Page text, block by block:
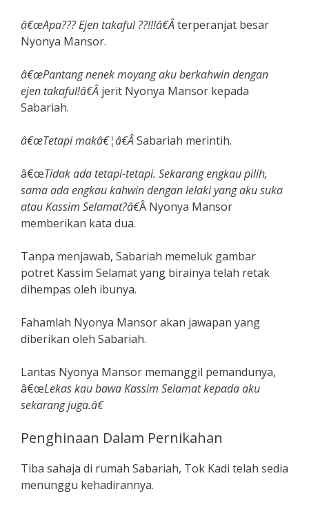
â€œApa??? Ejen takaful ??!!!â€Âterperanjat besar
Nyonya Mansor.
â€œPantang nenek moyang aku berkahwin dengan
ejen takaful!â€Â jerit Nyonya Mansor kepada
Sabariah.
â€œTetapi makâ€¦â€ÂSabariah merintih.
â€œTidak ada tetapi-tetapi. Sekarang engkau pilih,
sama ada engkau kahwin dengan lelaki yang aku suka
atau Kassim Selamat?â€Â Nyonya Mansor
memberikan kata dua.
Tanpa menjawab, Sabariah memeluk gambar
potret Kassim Selamat yang birainya telah retak
dihempas oleh ibunya.
Fahamlah Nyonya Mansor akan jawapan yang
diberikan oleh Sabariah.
Lantas Nyonya Mansor memanggil pemandunya,
â€œLekas kau bawa Kassim Selamat kepada aku
sekarang juga.â€
Penghinaan Dalam Pernikahan
Tiba sahaja di rumah Sabariah, Tok Kadi telah sedia
menunggu kehadirannya.